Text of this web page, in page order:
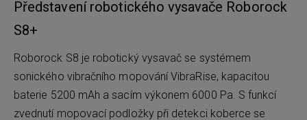
Představení robotického vysavače Roborock
S8+
Roborock S8 je robotický vysavač se systémem
sonického vibračního mopování VibraRise, kapacitou
baterie 5200 mAh a sacím výkonem 6000 Pa. S funkcí
zvednutí mopovací podložky při detekci koberce se